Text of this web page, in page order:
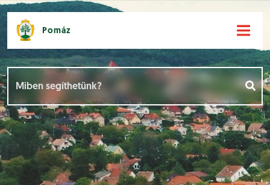
Pomáz
Események []
Dokumentumok [ ]